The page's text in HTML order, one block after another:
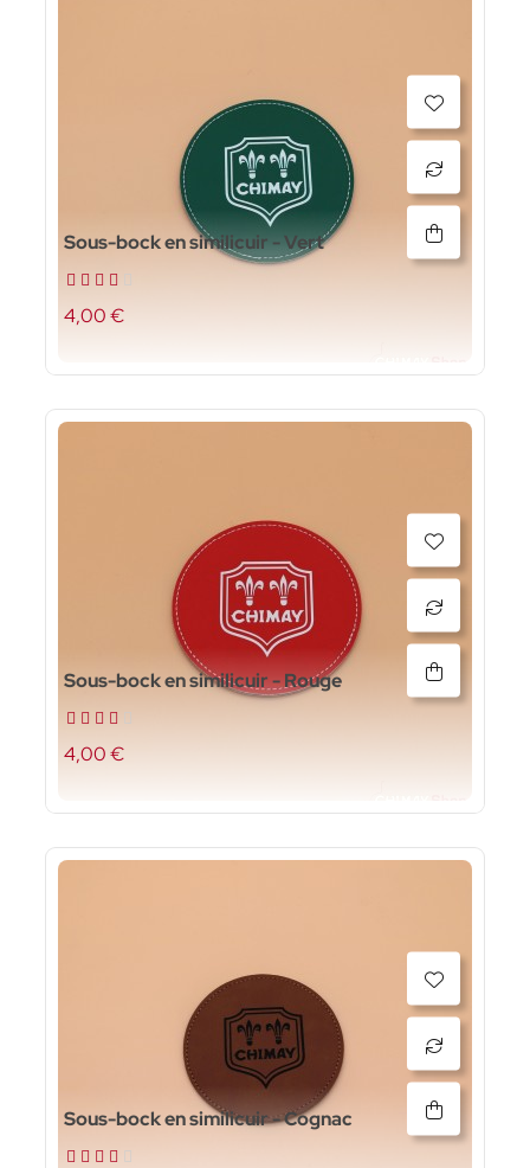
Sous-bock en similicuir - Vert
4,00 €
Sous-bock en similicuir - Rouge
4,00 €
Sous-bock en similicuir - Cognac